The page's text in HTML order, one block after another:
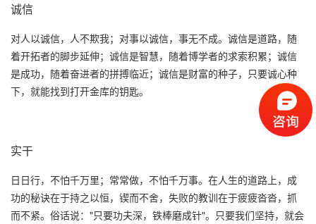
诚信
对人以诚信，人不欺我；对事以诚信，事无不成。诚信是道路，随
着开拓者的脚步延伸；诚信是智慧，随着博学者的求索积累；诚信
是成功，随着奋进者的拼搏临近；诚信是财富的种子，只要诚心种
下，就能找到打开金库的钥匙。
实干
日日行，不怕千万里；常常做，不怕千万事。在人生的道路上，成
功的秘诀在于持之以恒，锲而不舍，失败的教训在于疲疲沓沓，抓
而不紧。俗话说："只要功夫深，铁棒磨成针"。只要我们坚持，就会